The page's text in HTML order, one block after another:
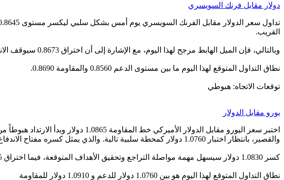
دولار مقابل فرنك السويسري
القريب.
وبالتالي، فإن الميل الهابط مرجح لهذا اليوم، مع الإشارة إلى أن اختراق 0.8673 سيوقف الانخفاض المتوقع ويقود السعر إلى التعافي من جديد.
نطاق التداول المتوقع لهذا اليوم ما بين مستوى الدعم 0.8560 والمقاومة 0.8690.
توقعات الاتجاه: هبوطي
يورو مقابل الدولار
اختبر سعر اليورو مقابل الدولار
والقصير، بانتظار اختبار 1.0760 دولار كمحطة سلبية تالية. والذي يمثل كسره مفتاح الاندفاع نحو 1.0700 دولار ثم 1.0650 دولار كأهداف سلبية تالية.
كسر 1.0830 دولار سيسهل مهمة مواصلة التراجع وتحقيق الأهداف المتوقعة، فيما اختراق 1.0865 دولار سيقود السعر لتحقيق مكاسب جديدة تبدأ بزيارة مناطق 1.0930 دولار.
نطاق التداول المتوقع لهذا اليوم هو بين 1.0760 دولار للدعم و 1.0910 دولار للمقاومة